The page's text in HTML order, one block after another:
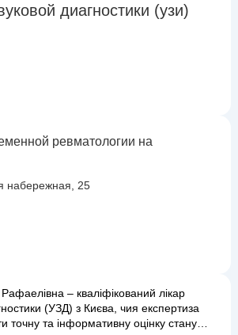
диагностики (узи)
ревматологии на
набережная, 25
– кваліфікований лікар
(УЗД) з Києва, чия експертиза
точну та інформативну оцінку стану